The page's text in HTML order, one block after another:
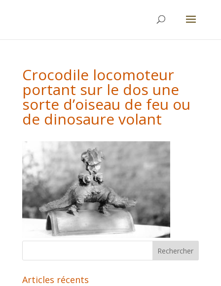
Crocodile locomoteur
portant sur le dos une
sorte d’oiseau de feu ou
de dinosaure volant
Articles récents